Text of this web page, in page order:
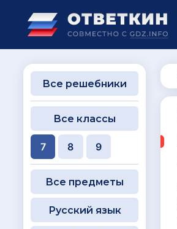
Все решебники
Все классы
7 8 9
Все предметы
Русский язык